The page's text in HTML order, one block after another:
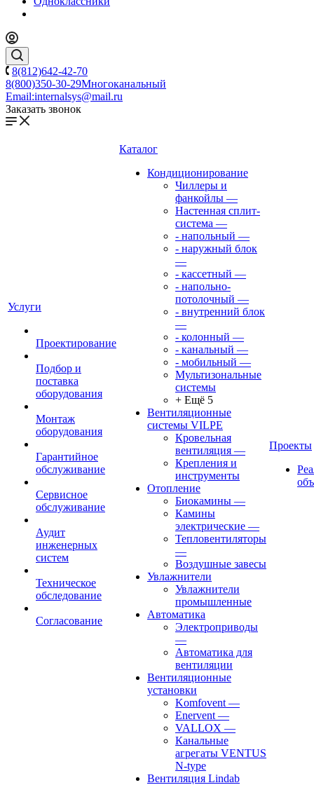
8(812)642-42-70
8(800)350-30-29Многоканальный
Email:internalsys@mail.ru
Заказать звонок
Услуги
Проектирование
Подбор и
поставка
оборудования
Монтаж
оборудования
Гарантийное
обслуживание
Сервисное
обслуживание
Аудит
инженерных
систем
Техническое
обследование
Согласование
Каталог
Кондиционирование
Чиллеры и
фанкойлы —
Настенная сплит-
система —
- напольный —
- наружный блок
—
- кассетный —
- напольно-
потолочный —
- внутренний блок
—
- колонный —
- канальный —
- мобильный —
Мультизональные
системы
+ Ещё 5
Вентиляционные
системы VILPE
Кровельная
вентиляция —
Крепления и
инструменты
Отопление
Биокамины —
Камины
электрические —
Тепловентиляторы
—
Воздушные завесы
Увлажнители
Увлажнители
промышленные
Автоматика
Электроприводы
—
Автоматика для
вентиляции
Вентиляционные
установки
Komfovent —
Enervent —
VALLOX —
Канальные
агрегаты VENTUS
N-type
Вентиляция Lindab
Проекты